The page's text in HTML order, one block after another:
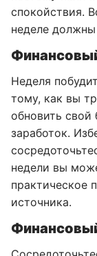
спокойствия.
неделе должны
Неделя
тому, как вы
обновить
заработок.
недели вы
практическое
источника.